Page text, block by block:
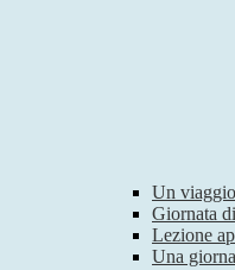
Un
Giornata
Lezione
Una